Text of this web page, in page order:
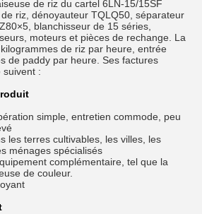
de riz du cartel 6LN-15/15SF
riz, dénoyauteur TQLQ50, séparateur
blanchisseur de 15 séries,
moteurs et pièces de rechange. La
de riz par heure, entrée
de paddy par heure. Ses factures
suivent :
simple, entretien commode, peu
les terres cultivables, les villes, les
ménages spécialisés
complémentaire, tel que la
de couleur.